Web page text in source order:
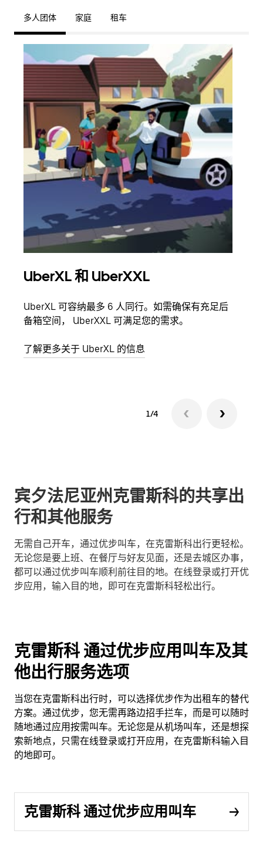
多人团体 家庭 租车
UberXL 和 UberXXL
UberXL 可容纳最多 6 人同行。如需确保有充足后
备箱空间， UberXXL 可满足您的需求。
了解更多关于 UberXL 的信息
1/4
宾夕法尼亚州克雷斯科的共享出
行和其他服务
无需自己开车，通过优步叫车，在克雷斯科出行更轻松。
无论您是要上班、在餐厅与好友见面，还是去城区办事，
都可以通过优步叫车顺利前往目的地。在线登录或打开优
步应用，输入目的地，即可在克雷斯科轻松出行。
克雷斯科 通过优步应用叫车及其
他出行服务选项
当您在克雷斯科出行时，可以选择优步作为出租车的替代
方案。通过优步，您无需再路边招手拦车，而是可以随时
随地通过应用按需叫车。无论您是从机场叫车，还是想探
索新地点，只需在线登录或打开应用，在克雷斯科输入目
的地即可。
克雷斯科 通过优步应用叫车